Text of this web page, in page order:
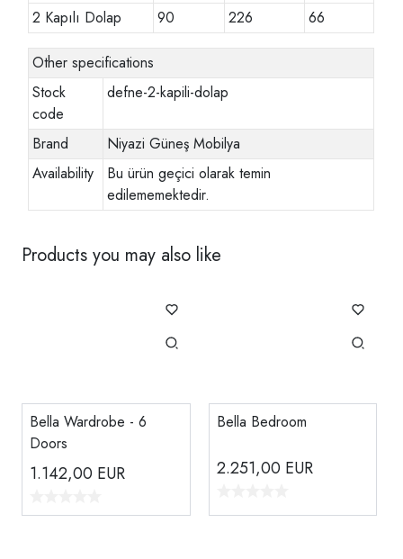
2 Kapılı Dolap
90 226 66
Other specifications
Stock
code
defne-2-kapili-dolap
Brand
Niyazi Güneş Mobilya
Availability
Bu ürün geçici olarak temin
edilememektedir.
Products you may also like
Bella Wardrobe - 6
Doors
1.142,00 EUR
Bella Bedroom
2.251,00 EUR